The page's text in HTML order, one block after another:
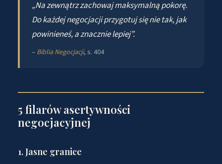
„Na zewnątrz zachowaj maksymalną pokorę.
Do każdej negocjacji przygotuj się nie tak, jak
powinieneś, a znacznie lepiej”.
– Biblia Negocjacji, s. 404
5 filarów asertywności
negocjacyjnej
1. Jasne granice